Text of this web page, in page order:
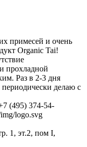
примесей и очень
Organic Tai!
прохладной
Раз в 2-3 дня
делаю с
(495) 374-54-
logo.svg
1, эт.2, пом I,